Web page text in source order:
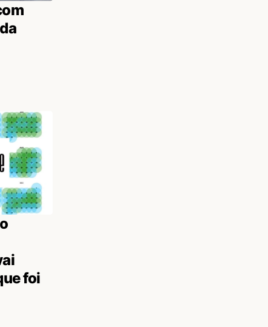
foi